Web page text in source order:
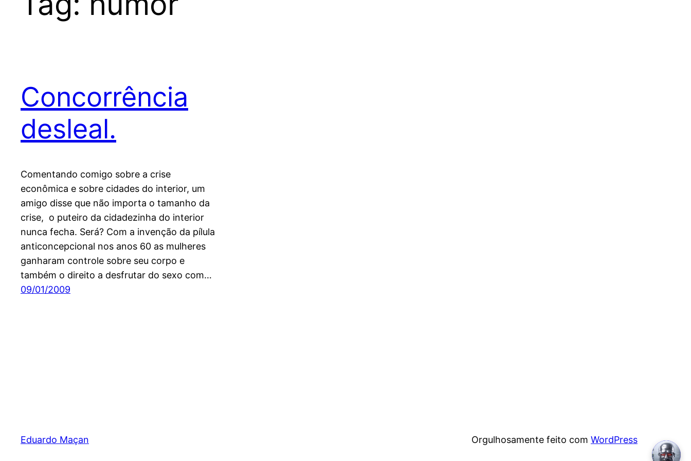
Concorrência
desleal.
Comentando comigo sobre a crise
econômica e sobre cidades do interior, um
amigo disse que não importa o tamanho da
crise, o puteiro da cidadezinha do interior
nunca fecha. Será? Com a invenção da pílula
anticoncepcional nos anos 60 as mulheres
ganharam controle sobre seu corpo e
também o direito a desfrutar do sexo com…
09/01/2009
Eduardo Maçan Orgulhosamente feito com WordPress